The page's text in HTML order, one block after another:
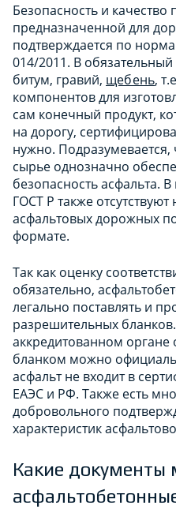
Безопасность и качество
предназначенной для
подтверждается по
014/2011. В
битум, гравий, щебень,
компонентов для
сам конечный продукт,
на дорогу,
нужно.
сырье однозначно
безопасность асфальта.
ГОСТ Р также
асфальтовых дорожных
формате.
Так как оценку
обязательно,
легально поставлять и
разрешительных
аккредитованном органе
бланком можно
асфальт не входит в
ЕАЭС и РФ. Также есть
добровольного
характеристик
Какие документы